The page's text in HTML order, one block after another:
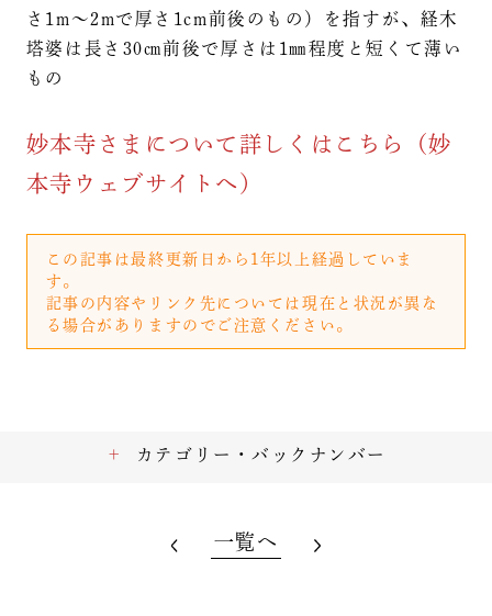
さ1m〜2mで厚さ1cm前後のもの）を指すが、経木
塔婆は長さ30㎝前後で厚さは1㎜程度と短くて薄い
もの
妙本寺さまについて詳しくはこちら（妙
本寺ウェブサイトへ）
この記事は最終更新日から1年以上経過していま
す。
記事の内容やリンク先については現在と状況が異な
る場合がありますのでご注意ください。
カテゴリー・バックナンバー
一覧へ